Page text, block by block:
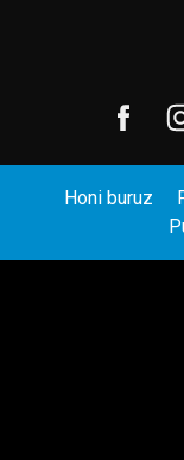
Honi buruz